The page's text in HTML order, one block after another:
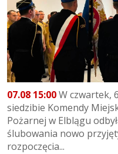
07.08 15:00W czwartek,
siedzibie Komendy
Pożarnej w Elblągu
ślubowania nowo
rozpoczęcia...